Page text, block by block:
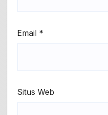
Email *
Situs Web